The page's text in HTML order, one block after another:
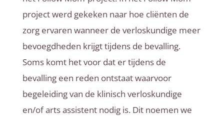
project werd gekeken naar hoe cliënten de
zorg ervaren wanneer de verloskundige meer
bevoegdheden krijgt tijdens de bevalling.
Soms komt het voor dat er tijdens de
bevalling een reden ontstaat waarvoor
begeleiding van de klinisch verloskundige
en/of arts assistent nodig is. Dit noemen we